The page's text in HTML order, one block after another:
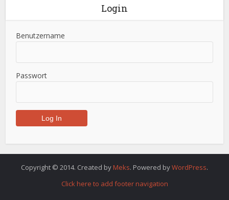
Login
Benutzername
Passwort
Copyright © 2014. Created by Meks. Powered byWordPress.
Click here to add footer navigation